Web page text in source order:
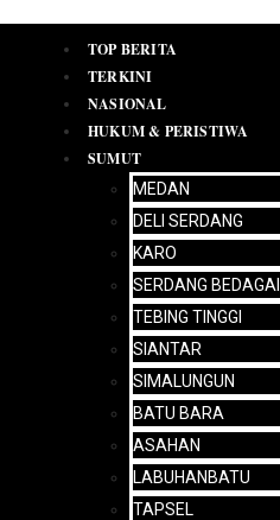
PEDOMAN
TOP BERITA
TERKINI
NASIONAL
HUKUM & PERISTIWA
SUMUT
MEDAN
DELI SERDANG
KARO
SERDANG BEDAGAI
TEBING TINGGI
SIANTAR
SIMALUNGUN
BATU BARA
ASAHAN
LABUHANBATU
TAPSEL